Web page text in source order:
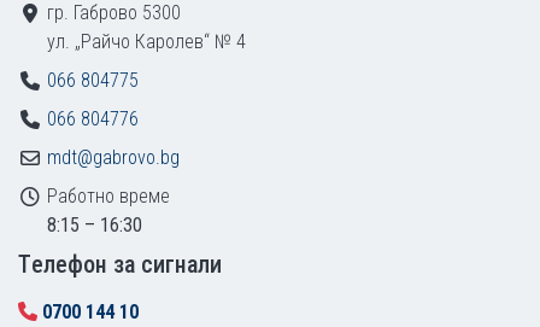
гр. Габрово 5300
ул. „Райчо Каролев“ № 4
066 804775
066 804776
mdt@gabrovo.bg
Работно време
8:15 – 16:30
Tелефон за сигнали
0700 144 10